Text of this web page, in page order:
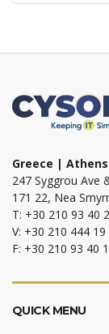
Greece | Athens
247 Syggrou Ave
171 22, Nea
T: +30 210 93 40
V: +30 210 444 19
F: +30 210 93 40
QUICK MENU